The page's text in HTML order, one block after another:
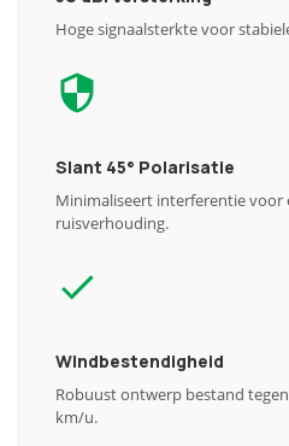
Hoge signaalsterkte voor
Slant 45° Polarisatie
Minimaliseert interferentie voor
ruisverhouding.
Windbestendigheid
Robuust ontwerp bestand
km/u.